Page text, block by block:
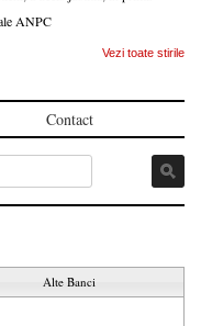
ANPC
Vezi toate stirile
Contact
Alte Banci